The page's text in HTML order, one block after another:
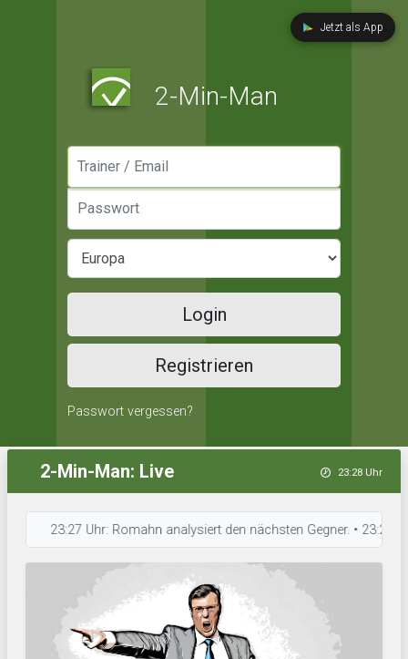
Jetzt als App
2-Min-Man
Login
Registrieren
Passwort vergessen?
2-Min-Man: Live 23:28 Uhr
23:27 Uhr: Romahn analysiert den nächsten Gegner. • 23:27